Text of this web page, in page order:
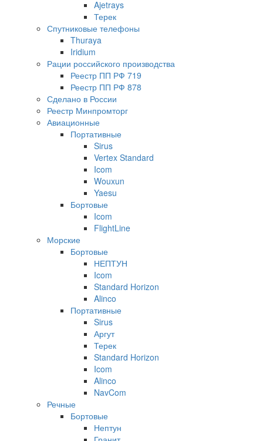
Ajetrays
Терек
Спутниковые телефоны
Thuraya
Iridium
Рации российского производства
Реестр ПП РФ 719
Реестр ПП РФ 878
Сделано в России
Реестр Минпромторг
Авиационные
Портативные
Sirus
Vertex Standard
Icom
Wouxun
Yaesu
Бортовые
Icom
FlightLine
Морские
Бортовые
НЕПТУН
Icom
Standard Horizon
Alinco
Портативные
Sirus
Аргут
Терек
Standard Horizon
Icom
Alinco
NavCom
Речные
Бортовые
Нептун